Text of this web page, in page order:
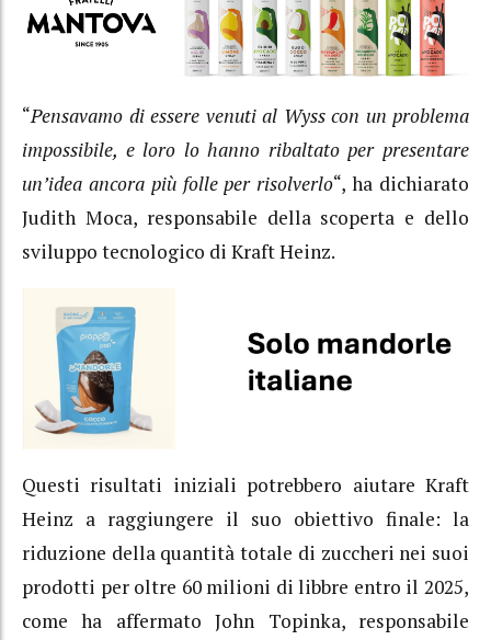
“Pensavamo di essere venuti al Wyss con un problema
impossibile, e loro lo hanno ribaltato per presentare
un’idea ancora più folle per risolverlo“, ha dichiarato
Judith Moca, responsabile della scoperta e dello
sviluppo tecnologico di Kraft Heinz.
Questi risultati iniziali potrebbero aiutare Kraft
Heinz a raggiungere il suo obiettivo finale: la
riduzione della quantità totale di zuccheri nei suoi
prodotti per oltre 60 milioni di libbre entro il 2025,
come ha affermato John Topinka, responsabile